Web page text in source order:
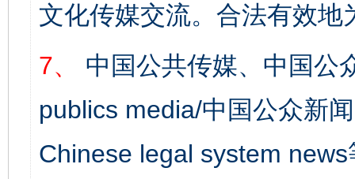
文化传媒交流。合法有效地
7、
中国公共传媒、中国公
publics media/中国公众新
Chinese legal system